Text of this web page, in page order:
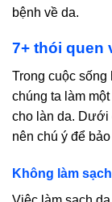
bệnh về da.
7+ thói quen
Trong cuộc sống
chúng ta làm
cho làn da. Dưới
nên chú ý để
Không làm